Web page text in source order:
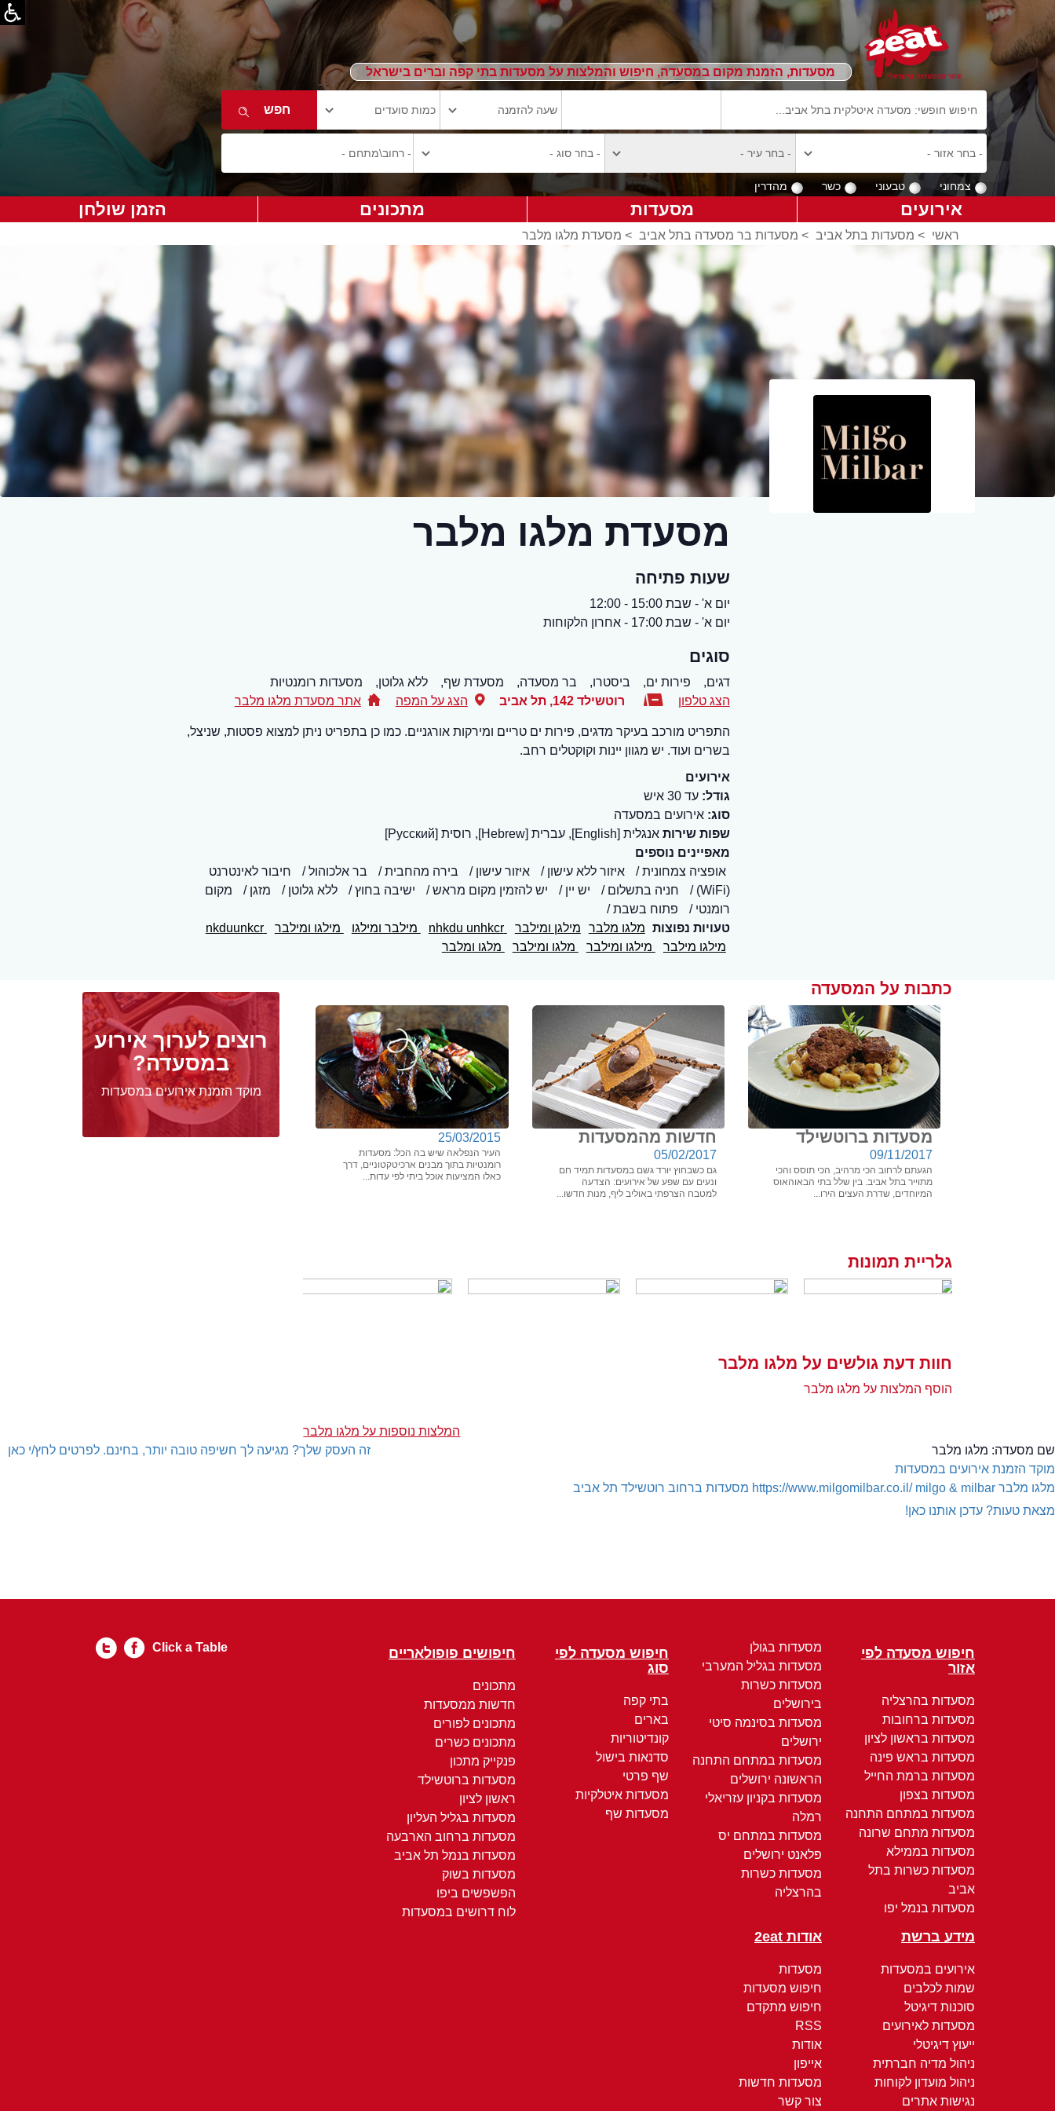
מסעדות, הזמנת מקום במסעדה, חיפוש והמלצות על מסעדות בתי קפה וברים בישראל
צמחוני טבעוני כשר מהדרין
אירועים מסעדות מתכונים הזמן שולחן
ראשי > מסעדות בתל אביב > מסעדות בר מסעדה בתל אביב > מסעדת מלגו מלבר
מסעדת מלגו מלבר
שעות פתיחה
יום א' - שבת 15:00 - 12:00
יום א' - שבת 17:00 - אחרון הלקוחות
סוגים
דגים, פירות ים, ביסטרו, בר מסעדה, מסעדת שף, ללא גלוטן,
מסעדות רומנטיות
הצג טלפון
רוטשילד 142 ,תל אביב הצג על המפה אתר מסעדת מלגו מלבר
התפריט מורכב בעיקר מדגים, פירות ים טריים ומירקות אורגניים. כמו כן בתפריט ניתן למצוא פסטות, שניצל,
בשרים ועוד. יש מגוון יינות וקוקטלים רחב.
אירועים
גודל:עד 30 איש
סוג:אירועים במסעדה
שפות שירות אנגלית [English], עברית [Hebrew], רוסית [Русский]
מאפיינים נוספים
אופציה צמחונית
איזור ללא עישון איזור עישון בירה מהחבית בר אלכוהול
חיבור לאינטרנט
(WiFi)
חניה בתשלום יש יין יש להזמין מקום מראש ישיבה בחוץ ללא גלוטן מזגן
מקום
רומנטי
פתוח בשבת
טעויות נפוצות מלגו מלבר מילגן ומילבר nhkdu unhkcr מילבר ומילגו מילגו ומילבר
nkduunkcr
מילגו מילבר
מילגו ומילבר מלגו ומילבר מלגו ומלבר
כתבות על המסעדה
מסעדות ברוטשילד
09/11/2017
הגעתם לרחוב הכי מרהיב, הכי תוסס והכי
מתוייר בתל אביב. בין שלל בתי הבאוהאוס
המיוחדים, שדרת העצים הירו...
חדשות מהמסעדות
05/02/2017
גם כשבחוץ יורד גשם במסעדות תמיד חם
ונעים עם שפע של אירועים: הצדעה
למטבח הצרפתי באוליב ליף, מנות חדשו...
25/03/2015
העיר הנפלאה שיש בה הכל: מסעדות
רומנטיות בתוך מבנים ארכיטקטוניים, דרך
כאלו המציעות אוכל ביתי לפי עדות...
גלריית תמונות
חוות דעת גולשים על מלגו מלבר
הוסף המלצות על מלגו מלבר
המלצות נוספות על מלגו מלבר
רוצים לערוך אירוע
במסעדה?
מוקד הזמנת אירועים במסעדות
זה העסק שלך? מגיעה לך חשיפה טובה יותר, בחינם. לפרטים לחץ/י כאן שם מסעדה: מלגו מלבר
מוקד הזמנת אירועים במסעדות
מלגו מלבר
https://www.milgomilbar.co.il/ milgo & milbar
מסעדות ברחוב רוטשילד תל אביב
מצאת טעות? עדכן אותנו כאן!
חיפוש מסעדה לפי
אזור
מסעדות בהרצליה
מסעדות ברחובות
מסעדות בראשון לציון
מסעדות בראש פינה
מסעדות ברמת החייל
מסעדות בצפון
מסעדות במתחם התחנה
מסעדות מתחם שרונה
מסעדות בממילא
מסעדות כשרות בתל
אביב
מסעדות בנמל יפו
מסעדות בגולן
מסעדות בגליל המערבי
מסעדות כשרות
בירושלים
מסעדות בסינמה סיטי
ירושלים
מסעדות במתחם התחנה
הראשונה ירושלים
מסעדות בקניון עזריאלי
רמלה
מסעדות במתחם יס
פלאנט ירושלים
מסעדות כשרות
בהרצליה
חיפוש מסעדה לפי
סוג
בתי קפה
בארים
קונדיטוריות
סדנאות בישול
שף פרטי
מסעדות איטלקיות
מסעדות שף
חיפושים פופולאריים
מתכונים
חדשות ממסעדות
מתכונים לפורים
מתכונים כשרים
פנקייק מתכון
מסעדות ברוטשילד
ראשון לציון
מסעדות בגליל העליון
מסעדות ברחוב הארבעה
מסעדות בנמל תל אביב
מסעדות בשוק
הפשפשים ביפו
לוח דרושים במסעדות
מידע ברשת
אירועים במסעדות
שמות לכלבים
סוכנות דיגיטל
מסעדות לאירועים
ייעוץ דיגיטלי
ניהול מדיה חברתית
ניהול מועדון לקוחות
נגישות אתרים
אודות 2eat
מסעדות
חיפוש מסעדות
חיפוש מתקדם
RSS
אודות
אייפון
מסעדות חדשות
צור קשר
Click a Table